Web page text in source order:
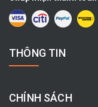
THÔNG TIN
CHÍNH SÁCH